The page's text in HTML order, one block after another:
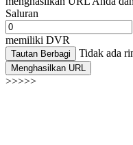
Saluran
memiliki DVR
Tautan Berbagi Tidak ada
Menghasilkan URL
>>>>>